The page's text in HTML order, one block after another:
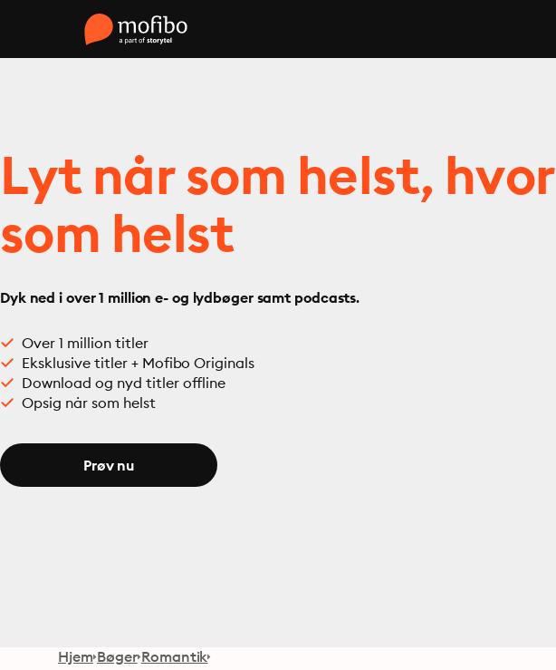
Lyt når som helst, hvor
som helst
Dyk ned i over 1 million e- og lydbøger samt podcasts.
Over 1 million titler
Eksklusive titler + Mofibo Originals
Download og nyd titler offline
Opsig når som helst
Prøv nu
Hjem Bøger Romantik